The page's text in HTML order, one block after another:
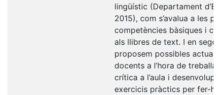
lingüístic (Departament
2015), com s’avalua a les
competències bàsiques i
als llibres de text. I en
proposem possibles
docents a l’hora de
crítica a l’aula i
exercicis pràctics per fer-